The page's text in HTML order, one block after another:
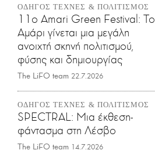
ΟΔΗΓΟΣ ΤΕΧΝΕΣ & ΠΟΛΙΤΙΣΜΟΣ
11o Amari Green Festival: Το
Αμάρι γίνεται μια μεγάλη
ανοιχτή σκηνή πολιτισμού,
φύσης και δημιουργίας
The LiFO team 22.7.2026
ΟΔΗΓΟΣ ΤΕΧΝΕΣ & ΠΟΛΙΤΙΣΜΟΣ
SPECTRAL: Μια έκθεση-
φάντασμα στη Λέσβο
The LiFO team 14.7.2026